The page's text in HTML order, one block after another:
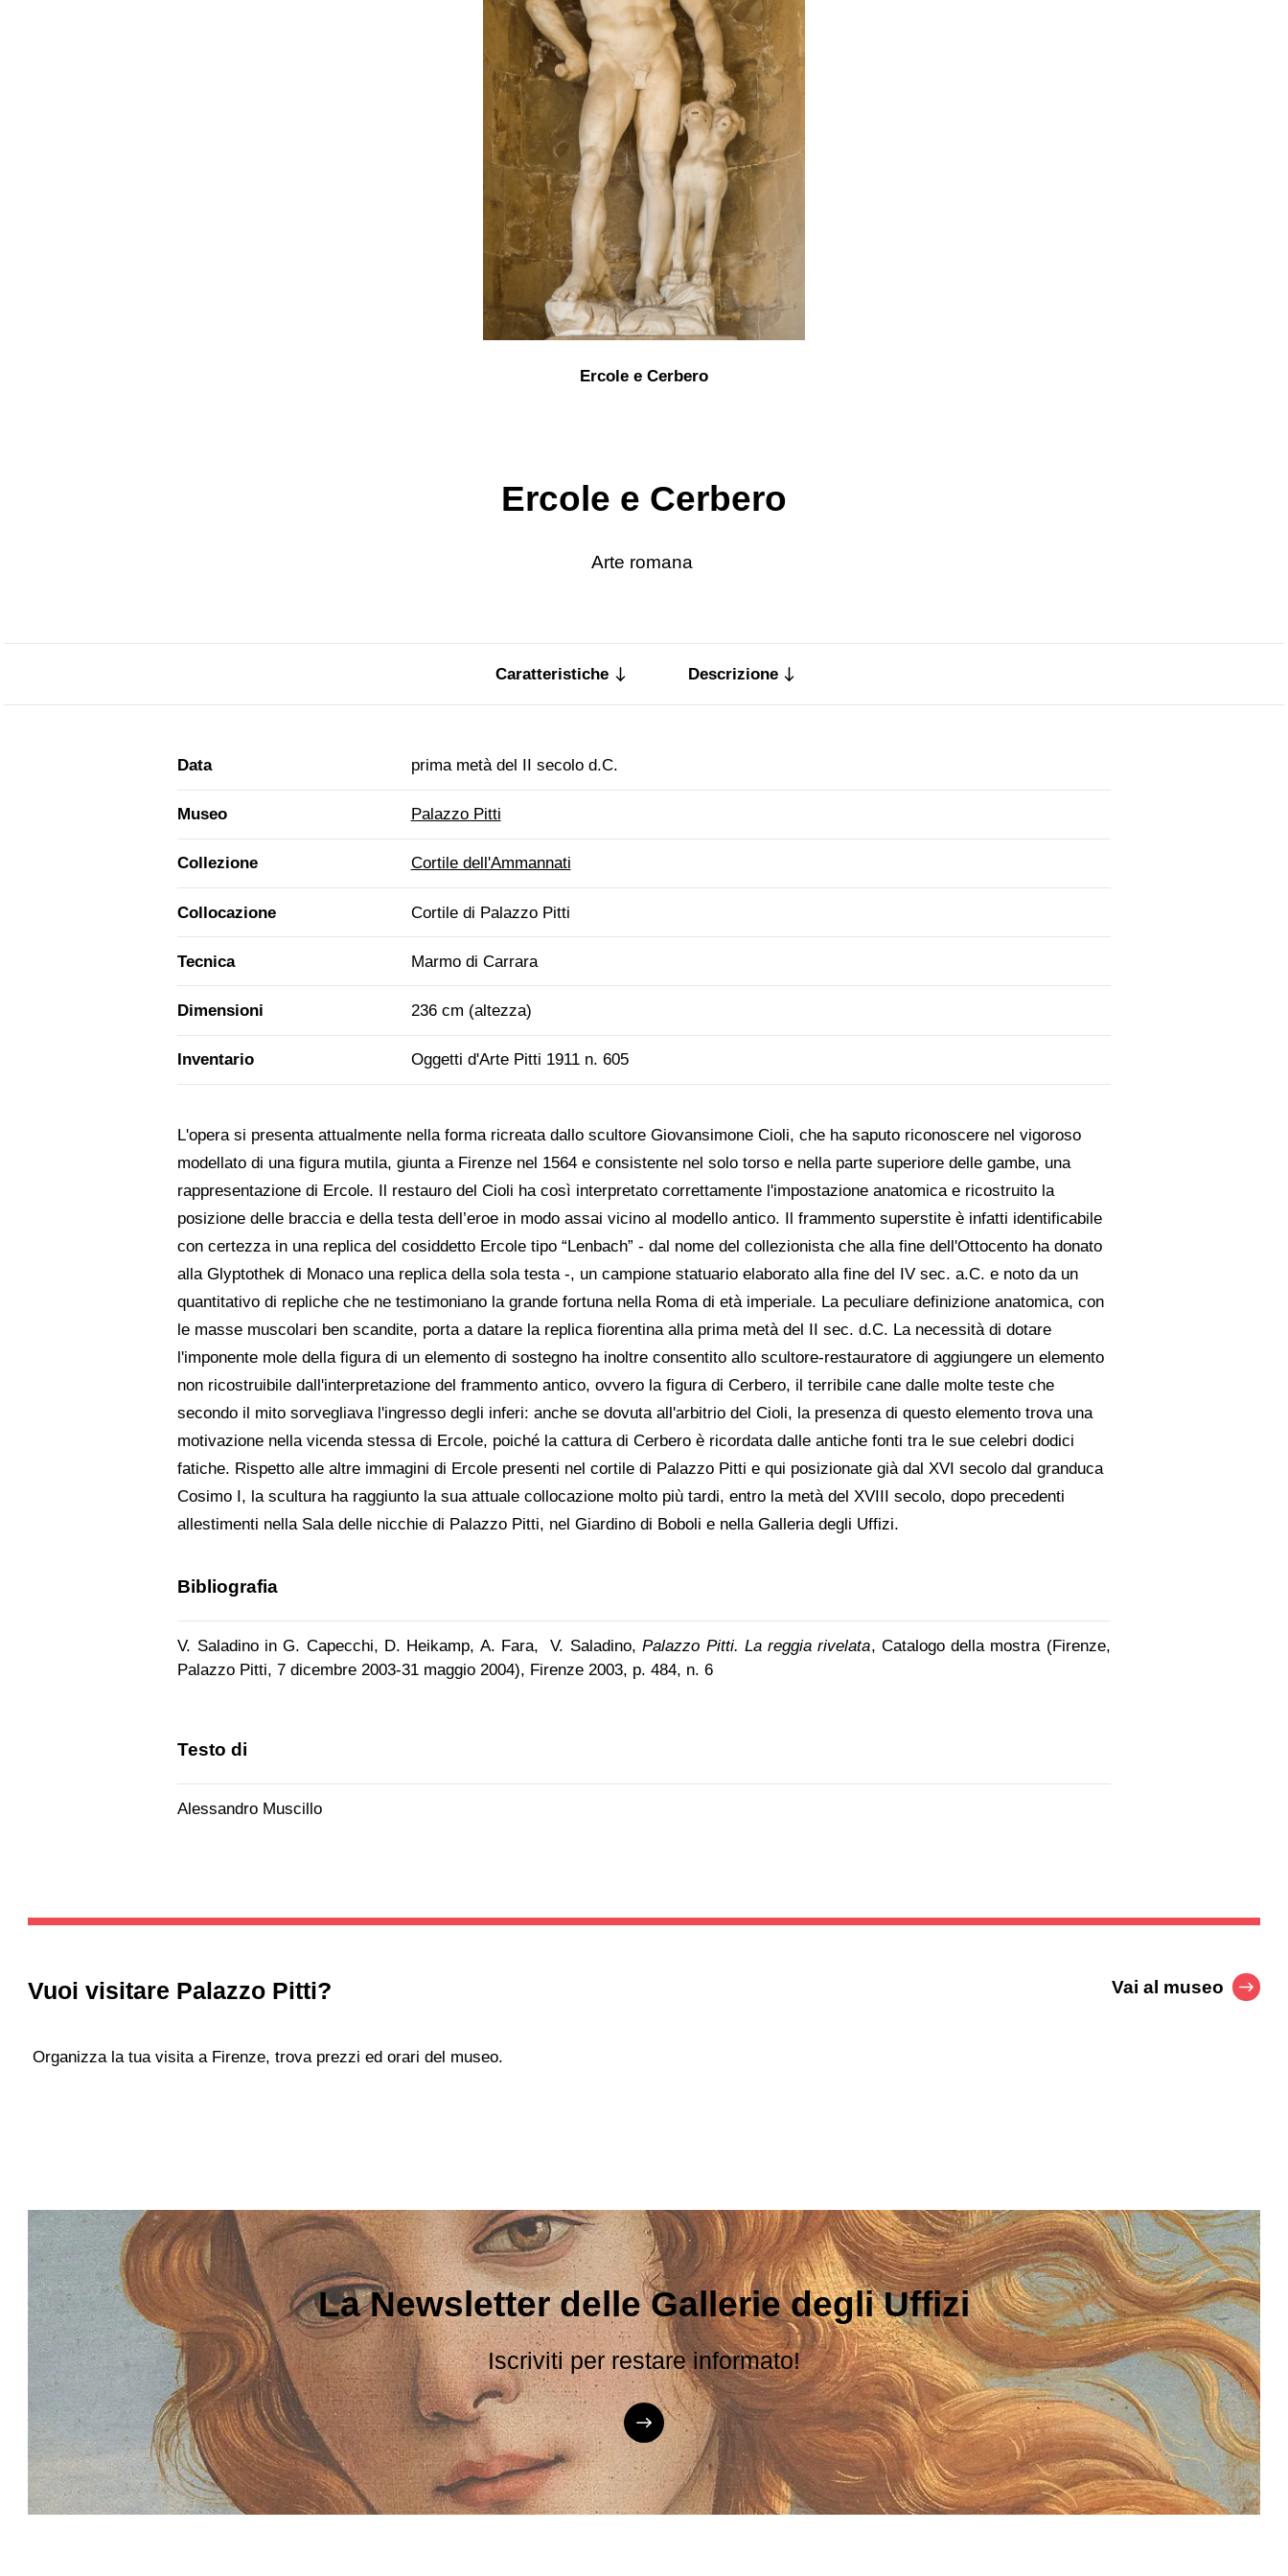
Ercole e Cerbero
Ercole e Cerbero
Arte romana
Caratteristiche Descrizione
Data prima metà del II secolo d.C.
Museo Palazzo Pitti
Collezione Cortile dell'Ammannati
Collocazione Cortile di Palazzo Pitti
Tecnica Marmo di Carrara
Dimensioni 236 cm (altezza)
Inventario Oggetti d'Arte Pitti 1911 n. 605
L'opera si presenta attualmente nella forma ricreata dallo scultore Giovansimone Cioli, che ha saputo riconoscere nel vigoroso
modellato di una figura mutila, giunta a Firenze nel 1564 e consistente nel solo torso e nella parte superiore delle gambe, una
rappresentazione di Ercole. Il restauro del Cioli ha così interpretato correttamente l'impostazione anatomica e ricostruito la
posizione delle braccia e della testa dell’eroe in modo assai vicino al modello antico. Il frammento superstite è infatti identificabile
con certezza in una replica del cosiddetto Ercole tipo “Lenbach” - dal nome del collezionista che alla fine dell'Ottocento ha donato
alla Glyptothek di Monaco una replica della sola testa -, un campione statuario elaborato alla fine del IV sec. a.C. e noto da un
quantitativo di repliche che ne testimoniano la grande fortuna nella Roma di età imperiale. La peculiare definizione anatomica, con
le masse muscolari ben scandite, porta a datare la replica fiorentina alla prima metà del II sec. d.C. La necessità di dotare
l'imponente mole della figura di un elemento di sostegno ha inoltre consentito allo scultore-restauratore di aggiungere un elemento
non ricostruibile dall'interpretazione del frammento antico, ovvero la figura di Cerbero, il terribile cane dalle molte teste che
secondo il mito sorvegliava l'ingresso degli inferi: anche se dovuta all'arbitrio del Cioli, la presenza di questo elemento trova una
motivazione nella vicenda stessa di Ercole, poiché la cattura di Cerbero è ricordata dalle antiche fonti tra le sue celebri dodici
fatiche. Rispetto alle altre immagini di Ercole presenti nel cortile di Palazzo Pitti e qui posizionate già dal XVI secolo dal granduca
Cosimo I, la scultura ha raggiunto la sua attuale collocazione molto più tardi, entro la metà del XVIII secolo, dopo precedenti
allestimenti nella Sala delle nicchie di Palazzo Pitti, nel Giardino di Boboli e nella Galleria degli Uffizi.
Bibliografia
V. Saladino in G. Capecchi, D. Heikamp, A. Fara, V. Saladino,Palazzo Pitti. La reggia rivelata, Catalogo della mostra (Firenze,
Palazzo Pitti, 7 dicembre 2003-31 maggio 2004), Firenze 2003, p. 484, n. 6
Testo di
Alessandro Muscillo
Vuoi visitare Palazzo Pitti?
Organizza la tua visita a Firenze, trova prezzi ed orari del museo.
Vai al museo
La Newsletter delle Gallerie degli Uffizi
Iscriviti per restare informato!